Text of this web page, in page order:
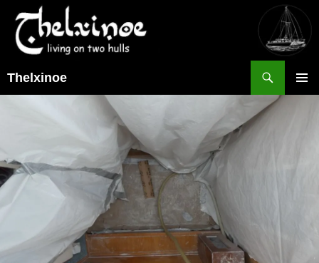
Thelxinoe